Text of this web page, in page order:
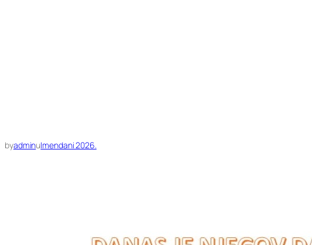
byadminuImendani 2026.